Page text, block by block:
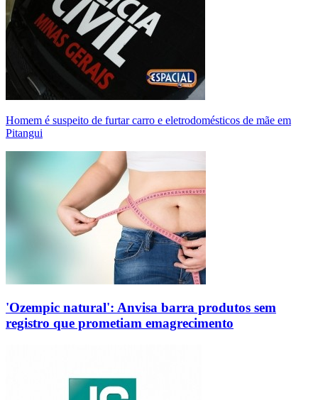
Homem é suspeito de furtar carro e eletrodomésticos de mãe em
Pitangui
'Ozempic natural': Anvisa barra produtos sem
registro que prometiam emagrecimento